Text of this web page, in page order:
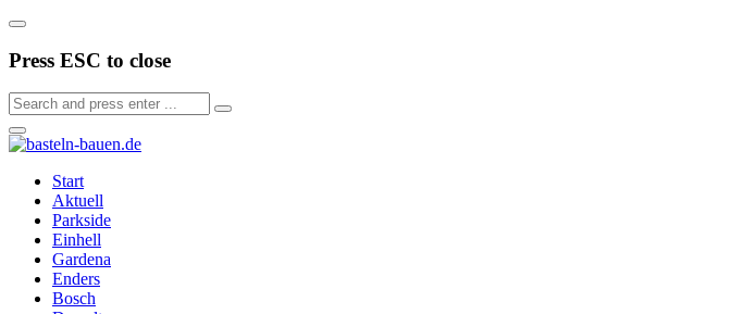
Press ESC to close
Start
Aktuell
Parkside
Einhell
Gardena
Enders
Bosch